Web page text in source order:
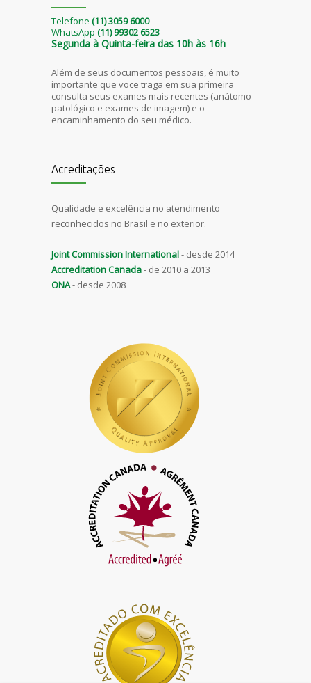
Telefone (11) 3059 6000
WhatsApp (11) 99302 6523
Segunda à Quinta-feira das 10h às 16h
Além de seus documentos pessoais, é muito
importante que voce traga em sua primeira
consulta seus exames mais recentes (anátomo
patológico e exames de imagem) e o
encaminhamento do seu médico.
Acreditações
Qualidade e excelência no atendimento
reconhecidos no Brasil e no exterior.
Joint Commission International- desde 2014
Accreditation Canada- de 2010 a 2013
ONA- desde 2008